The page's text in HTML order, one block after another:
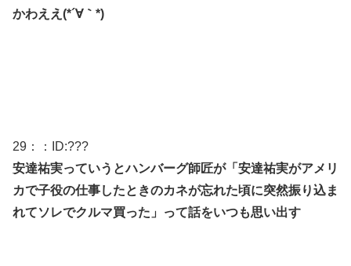
かわええ(*´∀｀*)
29 ：：ID:???
安達祐実っていうとハンバーグ師匠が「安達祐実がアメリ
カで子役の仕事したときのカネが忘れた頃に突然振り込ま
れてソレでクルマ買った」って話をいつも思い出す